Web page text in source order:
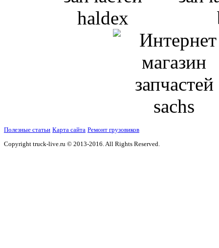
Полезные статьи Карта сайта Ремонт грузовиков
Copyright truck-live.ru © 2013-2016. All Rights Reserved.